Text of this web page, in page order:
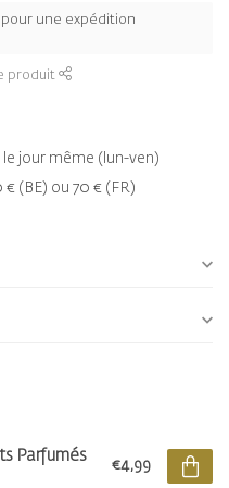
pour une expédition
produit
jour même (lun-ven)
(BE) ou 70 € (FR)
Parfumés
€4,99